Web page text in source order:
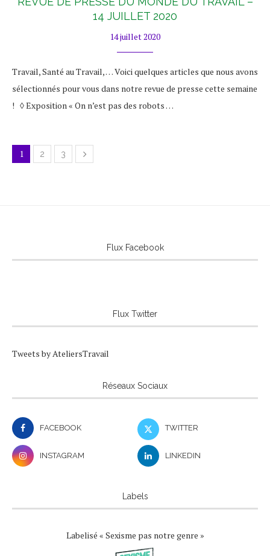
14 JUILLET 2020
14 juillet 2020
Travail, Santé au Travail, … Voici quelques articles que nous avons
sélectionnés pour vous dans notre revue de presse cette semaine
! ◊ Exposition « On n’est pas des robots …
1 2 3
Flux Facebook
Flux Twitter
Tweets by AteliersTravail
Réseaux Sociaux
FACEBOOK TWITTER
INSTAGRAM LINKEDIN
Labels
Labelisé « Sexisme pas notre genre »